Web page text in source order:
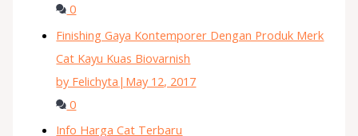
0
Finishing Gaya Kontemporer Dengan Produk Merk
Cat Kayu Kuas Biovarnish
by Felichyta | May 12, 2017
0
Info Harga Cat Terbaru